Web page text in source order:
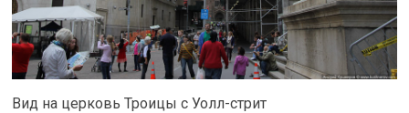
Вид на церковь Троицы с Уолл-стрит